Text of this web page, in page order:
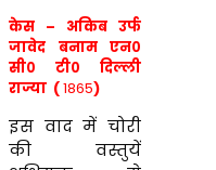
केस – अकिब उर्फ
जावेद बनाम एन०
सी० टी० दिल्ली
राज्या (1865)
इस वाद में चोरी
की वस्तुयें